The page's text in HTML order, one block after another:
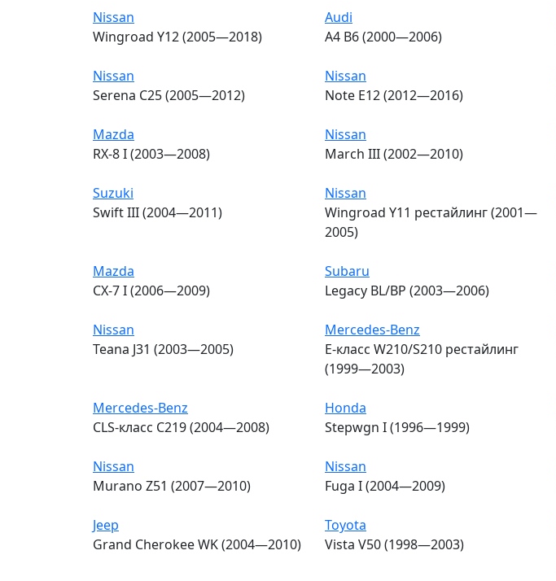
Nissan
Wingroad Y12 (2005—2018)
Audi
A4 B6 (2000—2006)
Nissan
Serena C25 (2005—2012)
Nissan
Note E12 (2012—2016)
Mazda
RX-8 I (2003—2008)
Nissan
March III (2002—2010)
Suzuki
Swift III (2004—2011)
Nissan
Wingroad Y11 рестайлинг (2001—
2005)
Mazda
CX-7 I (2006—2009)
Subaru
Legacy BL/BP (2003—2006)
Nissan
Teana J31 (2003—2005)
Mercedes-Benz
E-класс W210/S210 рестайлинг
(1999—2003)
Mercedes-Benz
CLS-класс C219 (2004—2008)
Honda
Stepwgn I (1996—1999)
Nissan
Murano Z51 (2007—2010)
Nissan
Fuga I (2004—2009)
Jeep
Grand Cherokee WK (2004—2010)
Toyota
Vista V50 (1998—2003)